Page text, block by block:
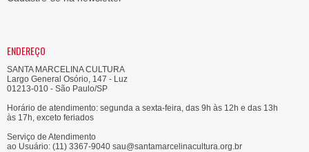
ENDEREÇO
SANTA MARCELINA CULTURA
Largo General Osório, 147 - Luz
01213-010 - São Paulo/SP
Horário de atendimento: segunda a sexta-feira, das 9h às 12h e das 13h
às 17h, exceto feriados
Serviço de Atendimento
ao Usuário: (11) 3367-9040 sau@santamarcelinacultura.org.br